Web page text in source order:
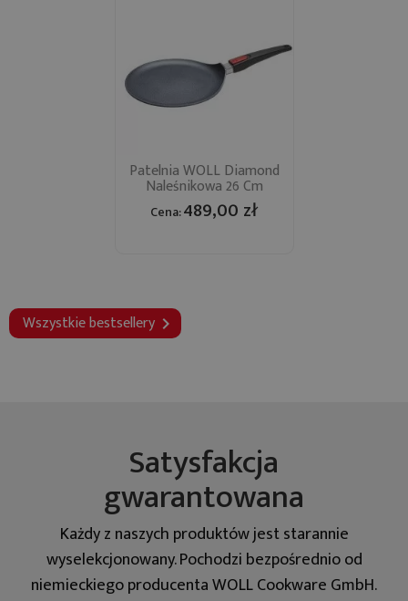
Patelnia WOLL Diamond
Naleśnikowa 26 Cm
Cena:489,00 zł
Wszystkie bestsellery 
Satysfakcja
gwarantowana
Każdy z naszych produktów jest starannie
wyselekcjonowany. Pochodzi bezpośrednio od
niemieckiego producenta WOLL Cookware GmbH.